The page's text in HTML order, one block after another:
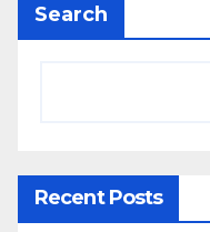
Search
Recent Posts